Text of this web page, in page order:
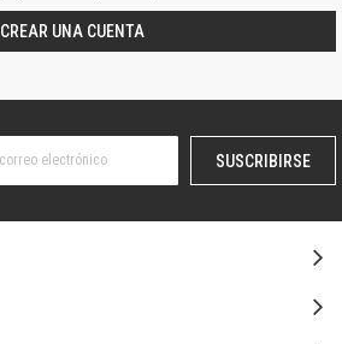
CREAR UNA CUENTA
SUSCRIBIRSE